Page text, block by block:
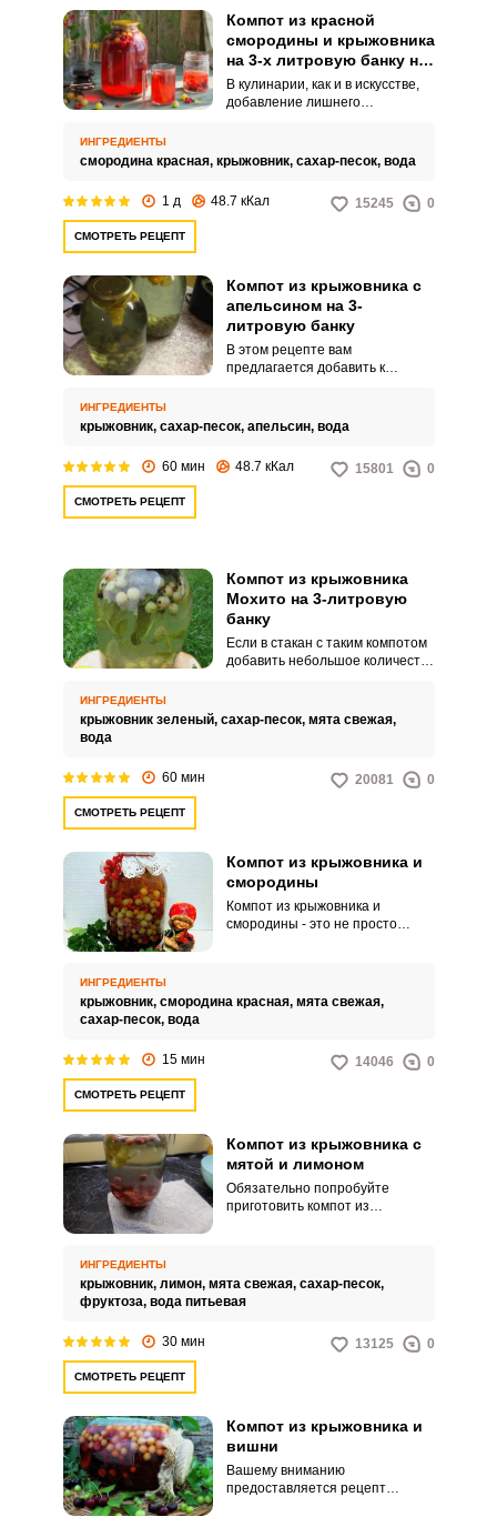
Компот из красной
смородины и крыжовника
на 3-х литровую банку на
зиму
В кулинарии, как и в искусстве,
добавление лишнего
Подобное и в приготовлении
ИНГРЕДИЕНТЫ
смородина красная, крыжовник, сахар-песок, вода
1 д 48.7 кКал 15245 0
СМОТРЕТЬ РЕЦЕПТ
Компот из крыжовника с
апельсином на 3-
литровую банку
В этом рецепте вам
предлагается добавить к
получится замечательный,
лимонад для детей.
ИНГРЕДИЕНТЫ
крыжовник, сахар-песок, апельсин, вода
60 мин 48.7 кКал 15801 0
СМОТРЕТЬ РЕЦЕПТ
Компот из крыжовника
Мохито на 3-литровую
банку
Если в стакан с таким компотом
добавить небольшое количество
Рецепт этого освежающего и
ИНГРЕДИЕНТЫ
крыжовник зеленый, сахар-песок, мята свежая,
вода
60 мин 20081 0
СМОТРЕТЬ РЕЦЕПТ
Компот из крыжовника и
смородины
Компот из крыжовника и
смородины - это не просто
ИНГРЕДИЕНТЫ
крыжовник, смородина красная, мята свежая,
сахар-песок, вода
15 мин 14046 0
СМОТРЕТЬ РЕЦЕПТ
Компот из крыжовника с
мятой и лимоном
Обязательно попробуйте
приготовить компот из
ИНГРЕДИЕНТЫ
крыжовник, лимон, мята свежая, сахар-песок,
фруктоза, вода питьевая
30 мин 13125 0
СМОТРЕТЬ РЕЦЕПТ
Компот из крыжовника и
вишни
Вашему вниманию
предоставляется рецепт